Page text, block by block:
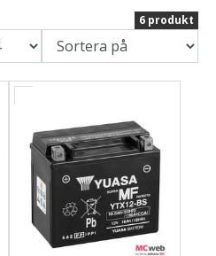
6 produkt